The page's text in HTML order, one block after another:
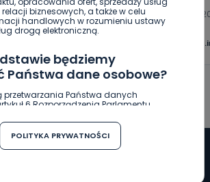
biznesowych, a także w celu
handlowych w rozumieniu ustawy
drogą elektroniczną.
będziemy
Państwa dane osobowe?
przetwarzania Państwa danych
6 Rozporządzenia Parlamentu
osób fizycznych w związku z
osobowych w sprawie
takich danych oraz uchylenia
(RODO).
POLITYKA PRYWATNOŚCI
Barczak